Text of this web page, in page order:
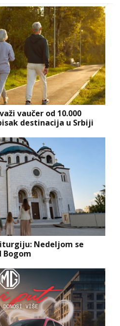
vaučer od 10.000
destinacija u Srbiji
Nedeljom se
Bogom